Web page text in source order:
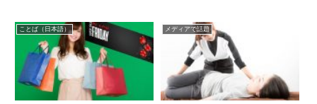
ことば（日本語） メディアで話題